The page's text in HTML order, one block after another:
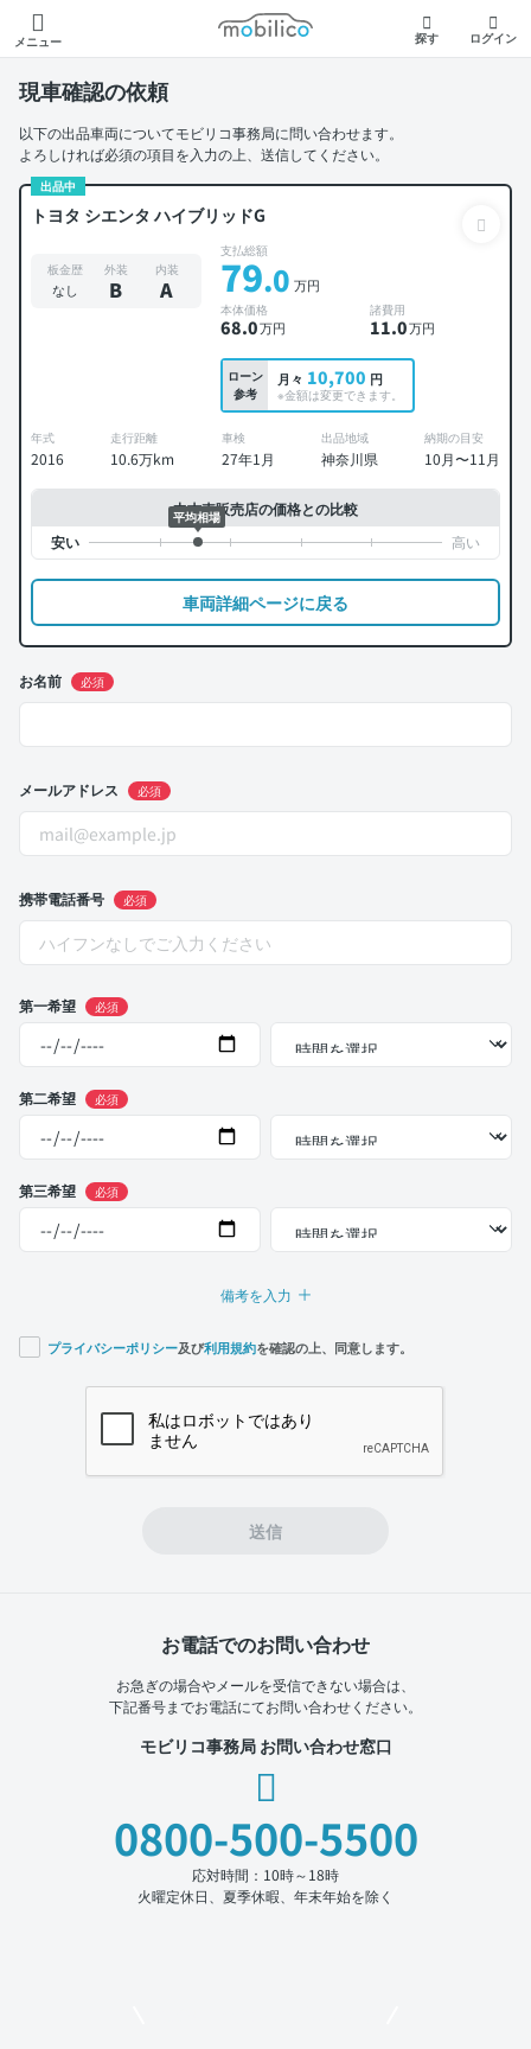
メニュー
モビリコ
探す ログイン
現車確認の依頼
以下の出品車両についてモビリコ事務局に問い合わせます。
よろしければ必須の項目を入力の上、送信してください。
出品中
トヨタ シエンタ ハイブリッドG
板金歴
なし
外装
B
内装
A
支払総額
79.0 万円
本体価格
68.0万円
諸費用
11.0万円
ローン
参考
月々 10,700 円
※金額は変更できます。
年式
2016
走行距離
10.6万km
車検
27年1月
出品地域
神奈川県
納期の目安
10月〜11月
中古車販売店の価格との比較
平均相場
車両詳細ページに戻る
お名前 必須
メールアドレス 必須
携帯電話番号 必須
第一希望 必須
第二希望 必須
第三希望 必須
備考を入力
プライバシーポリシー及び利用規約を確認の上、同意します。
送信
お電話でのお問い合わせ
お急ぎの場合やメールを受信できない場合は、
下記番号までお電話にてお問い合わせください。
モビリコ事務局 お問い合わせ窓口
0800-500-5500
応対時間：10時～18時
火曜定休日、夏季休暇、年末年始を除く